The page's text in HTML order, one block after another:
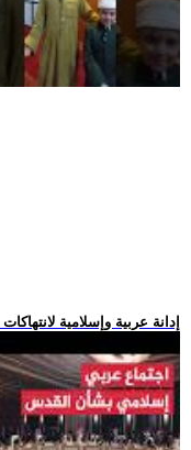
.. إدانة عربية وإسلامية